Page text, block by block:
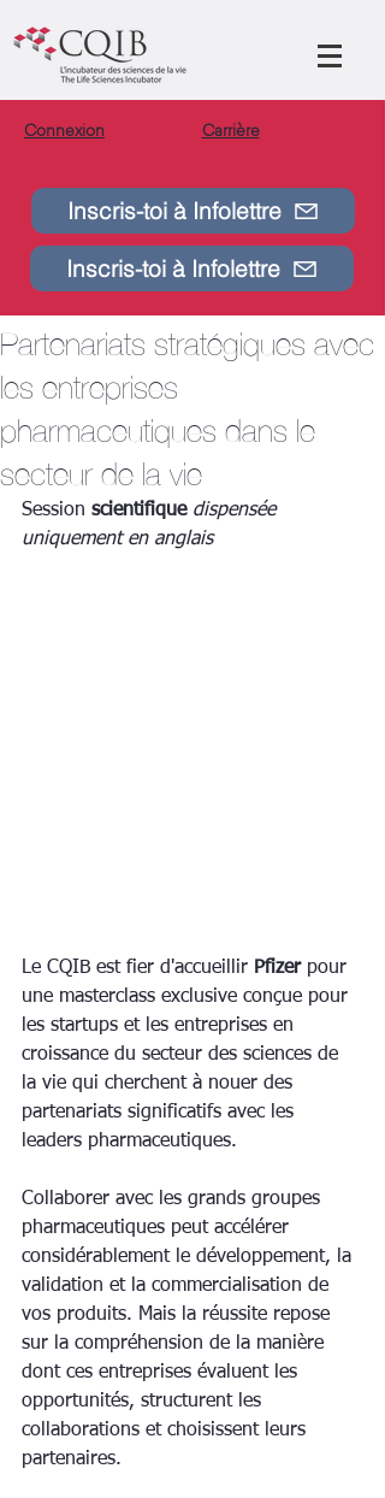
Connexion Carrière
Inscris-toi à Infolettre
Inscris-toi à Infolettre
Masterclass Pfizer au CQIB :
Partenariats stratégiques avec
les entreprises
pharmaceutiques dans le
secteur de la vie
Bradim Safar-Remali
12 févr. 2 min de lecture
Session scientifique dispensée
uniquement en anglais
Le CQIB est fier d'accueillir Pfizer pour
une masterclass exclusive conçue pour
les startups et les entreprises en
croissance du secteur des sciences de
la vie qui cherchent à nouer des
partenariats significatifs avec les
leaders pharmaceutiques.
Collaborer avec les grands groupes
pharmaceutiques peut accélérer
considérablement le développement, la
validation et la commercialisation de
vos produits. Mais la réussite repose
sur la compréhension de la manière
dont ces entreprises évaluent les
opportunités, structurent les
collaborations et choisissent leurs
partenaires.